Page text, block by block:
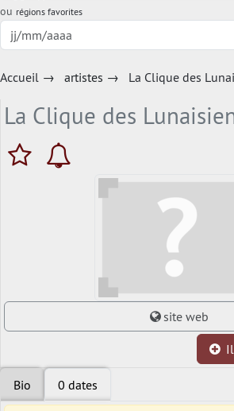
ou régions favorites
Accueil → artistes → La Clique des
La Clique des
site web
Bio 0 dates